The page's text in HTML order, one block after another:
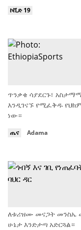
ኮቪድ 19
ጥንቃቄ ሳያደርጉ፣
እንዲገናኙ የሚፈቅዱ
ነው።
ጤና Adama
ለቱሪዝሙ መናጋት መንስኤ
ሁኔታ እንድታጣ አድርጓል።